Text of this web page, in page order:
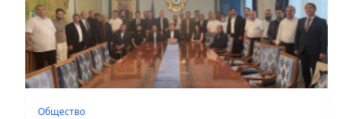
Общество